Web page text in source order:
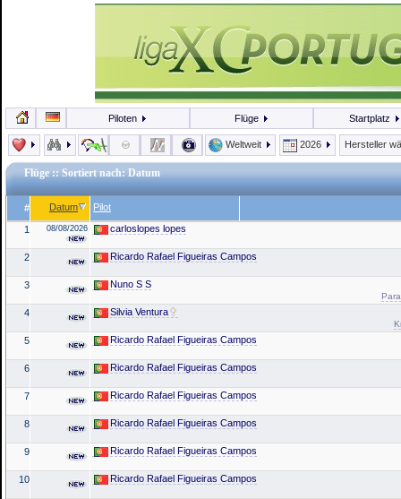
Piloten Flüge Startplatz
Weltweit 2026 Hersteller
Flüge :: Sortiert nach: Datum
# Datum Pilot
1 08/08/2026 carloslopes lopes
2 Ricardo Rafael Figueiras Campos
3 Nuno S S
4 Silvia Ventura
5 Ricardo Rafael Figueiras Campos
6 Ricardo Rafael Figueiras Campos
7 Ricardo Rafael Figueiras Campos
8 Ricardo Rafael Figueiras Campos
9 Ricardo Rafael Figueiras Campos
10 Ricardo Rafael Figueiras Campos